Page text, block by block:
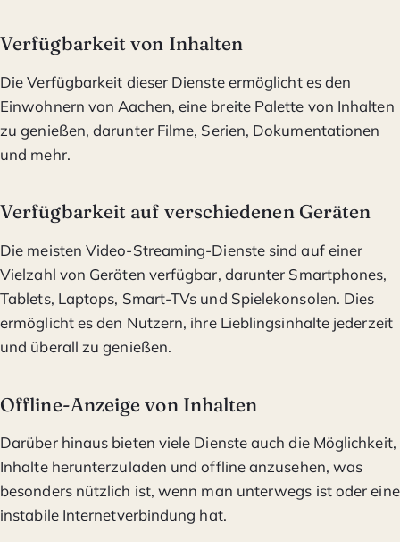
Verfügbarkeit von Inhalten
Die Verfügbarkeit dieser Dienste ermöglicht es den
Einwohnern von Aachen, eine breite Palette von Inhalten
zu genießen, darunter Filme, Serien, Dokumentationen
und mehr.
Verfügbarkeit auf verschiedenen Geräten
Die meisten Video-Streaming-Dienste sind auf einer
Vielzahl von Geräten verfügbar, darunter Smartphones,
Tablets, Laptops, Smart-TVs und Spielekonsolen. Dies
ermöglicht es den Nutzern, ihre Lieblingsinhalte jederzeit
und überall zu genießen.
Offline-Anzeige von Inhalten
Darüber hinaus bieten viele Dienste auch die Möglichkeit,
Inhalte herunterzuladen und offline anzusehen, was
besonders nützlich ist, wenn man unterwegs ist oder eine
instabile Internetverbindung hat.